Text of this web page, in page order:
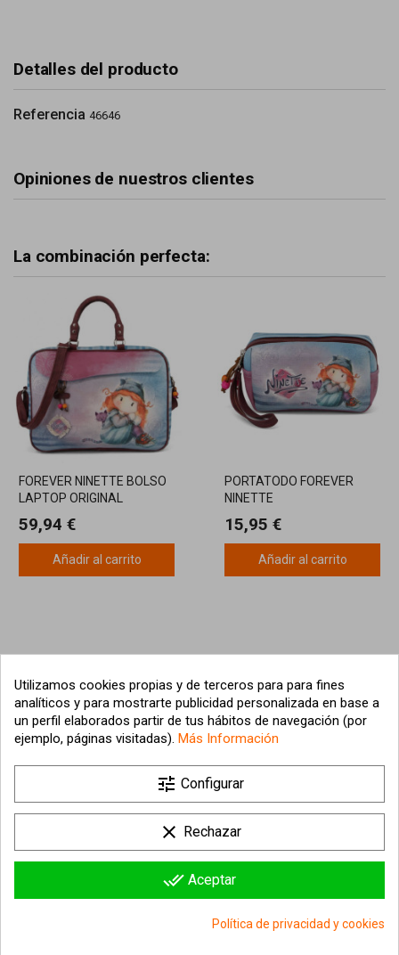
Detalles del producto
Referencia 46646
Opiniones de nuestros clientes
La combinación perfecta:
FOREVER NINETTE BOLSO
LAPTOP ORIGINAL
59,94 €
Añadir al carrito
PORTATODO FOREVER
NINETTE
15,95 €
Añadir al carrito
Información sobre la tienda 
Utilizamos cookies propias y de terceros para para fines
analíticos y para mostrarte publicidad personalizada en base a
un perfil elaborados partir de tus hábitos de navegación (por
ejemplo, páginas visitadas). Más Información
tune Configurar
clear Rechazar
done_all Aceptar
Política de privacidad y cookies